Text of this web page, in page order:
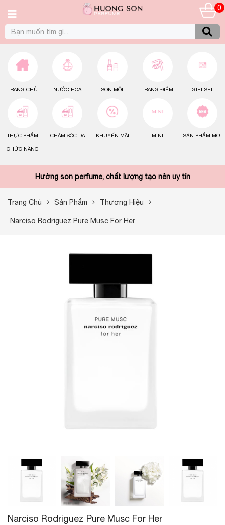
0
TRANG CHỦ NƯỚC HOA SON MÔI TRANG ĐIỂM GIFT SET
THỰC PHẨM
CHỨC NĂNG
CHĂM SÓC DA KHUYẾN MÃI MINI SẢN PHẨM MỚI
Hường son perfume, chất lượng tạo nên uy tín
Trang Chủ Sản Phẩm Thương Hiệu
Narciso Rodriguez Pure Musc For Her
Narciso Rodriguez Pure Musc For Her